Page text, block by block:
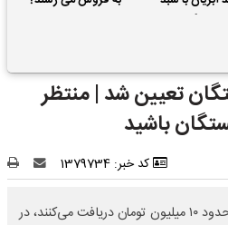
تعیین شد | منتظر
باشید
کد خبر: 1379734
بسیاری از بازنشستگان ماهیانه حدود ۱۰ میلیون تومان دریافت می‌کنند، در